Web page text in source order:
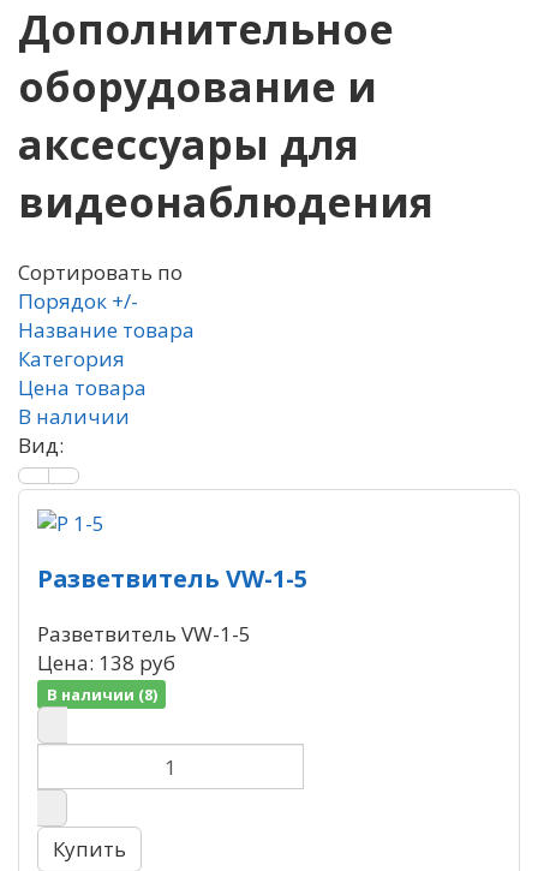
Дополнительное
оборудование и
аксессуары для
видеонаблюдения
Сортировать по
Порядок +/-
Название товара
Категория
Цена товара
В наличии
Вид:
Разветвитель VW-1-5
Разветвитель VW-1-5
Цена: 138 руб
В наличии (8)